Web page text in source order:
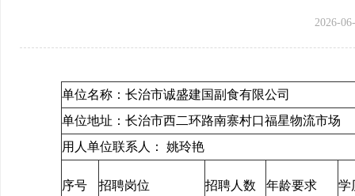
2026-
单位名称：长治市诚盛建国副食有限公司 统一
单位地址：长治市西二环路南寨村口
用人单位联系人： 姚玲艳 用
序号 招聘岗位 招聘人数 年龄要求 学